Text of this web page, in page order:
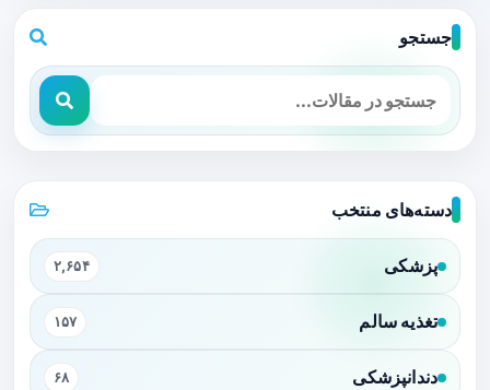
جستجو
دسته‌های منتخب
پزشکی ۲,۶۵۴
تغذیه سالم ۱۵۷
دندانپزشکی ۶۸